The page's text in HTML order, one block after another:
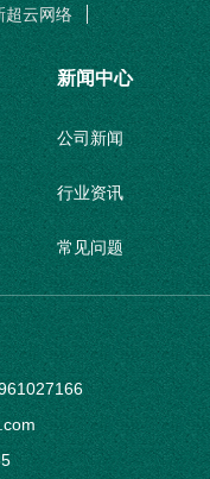
超云网络
新闻中心
公司新闻
行业资讯
常见问题